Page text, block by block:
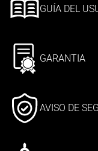
GUÍA DEL
GARANTIA
AVISO DE